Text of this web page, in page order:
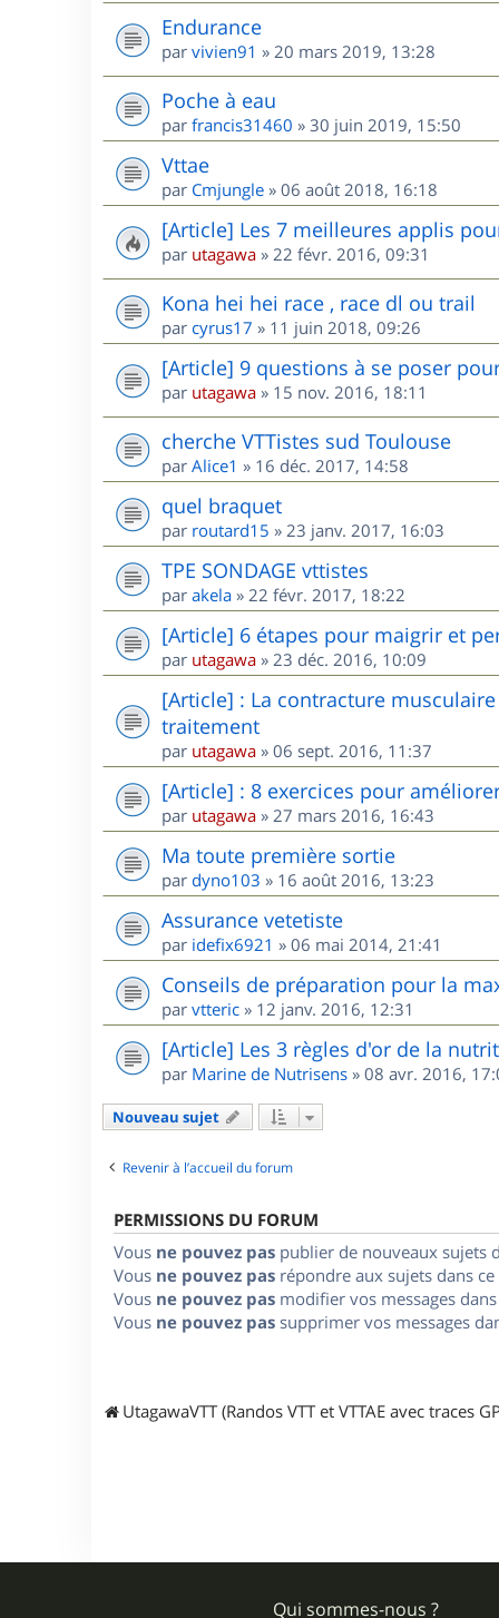
Endurance
par vivien91 » 20 mars 2019, 13:28
Poche à eau
par francis31460 » 30 juin 2019, 15:50
Vttae
par Cmjungle » 06 août 2018, 16:18
[Article] Les 7 meilleures applis
par utagawa » 22 févr. 2016, 09:31
Kona hei hei race , race dl ou trail
par cyrus17 » 11 juin 2018, 09:26
[Article] 9 questions à se poser
par utagawa » 15 nov. 2016, 18:11
cherche VTTistes sud Toulouse
par Alice1 » 16 déc. 2017, 14:58
quel braquet
par routard15 » 23 janv. 2017, 16:03
TPE SONDAGE vttistes
par akela » 22 févr. 2017, 18:22
[Article] 6 étapes pour maigrir et
par utagawa » 23 déc. 2016, 10:09
[Article] : La contracture
traitement
par utagawa » 06 sept. 2016, 11:37
[Article] : 8 exercices pour
par utagawa » 27 mars 2016, 16:43
Ma toute première sortie
par dyno103 » 16 août 2016, 13:23
Assurance vetetiste
par idefix6921 » 06 mai 2014, 21:41
Conseils de préparation pour la
par vtteric » 12 janv. 2016, 12:31
[Article] Les 3 règles d'or de la
par Marine de Nutrisens » 08 avr. 2016,
Nouveau sujet
Revenir à l’accueil du forum
PERMISSIONS DU FORUM
Vous ne pouvez pas publier de nouveaux sujets
Vous ne pouvez pas répondre aux sujets dans
Vous ne pouvez pas modifier vos messages
Vous ne pouvez pas supprimer vos messages
UtagawaVTT (Randos VTT et VTTAE avec traces
Qui sommes-nous ?